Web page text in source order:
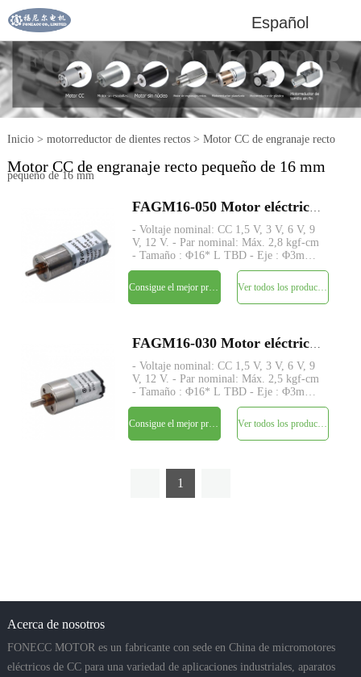
Español
Inicio> motorreductor de dientes rectos> Motor CC de engranaje recto
pequeño de 16 mm
Motor CC de engranaje recto pequeño de 16 mm
- Voltaje nominal: CC 1,5 V, 3 V, 6 V, 9
V, 12 V. - Par nominal: Máx. 2,8 kgf-cm
- Tamaño : Φ16* L TBD - Eje : Φ3mm
D-cut 0.5mm,M3, M4,personalizado -
Codificador: codificador magnético
disponible - MOQ: 500 piezas
Ver todos los productos
- Voltaje nominal: CC 1,5 V, 3 V, 6 V, 9
V, 12 V. - Par nominal: Máx. 2,5 kgf-cm
- Tamaño : Φ16* L TBD - Eje : Φ3mm
D-cut 0.5mm,M3, M4,personalizado -
Codificador: codificador magnético
disponible - MOQ: 500 piezas
Ver todos los productos
1
Acerca de nosotros
FONECC MOTOR es un fabricante con sede en China de micromotores
eléctricos de CC para una variedad de aplicaciones industriales, aparatos